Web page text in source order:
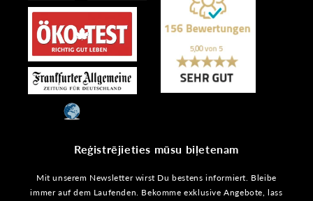
Reģistrējieties mūsu biļetenam
Mit unserem Newsletter wirst Du bestens informiert. Bleibe
immer auf dem Laufenden. Bekomme exklusive Angebote, lass